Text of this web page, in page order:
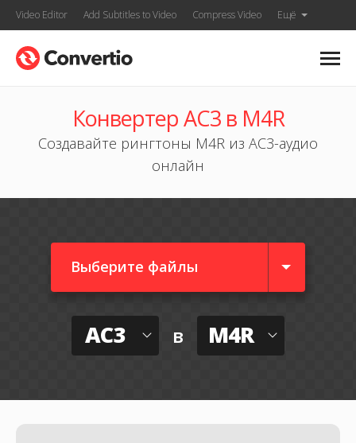
Video Editor Add Subtitles to Video Compress Video Ещё
Конвертер AC3 в M4R
Создавайте рингтоны M4R из AC3-аудио
онлайн
Выберите файлы
AC3 в M4R